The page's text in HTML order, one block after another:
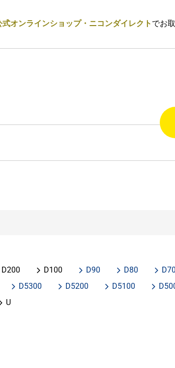
式オンラインショップ・ニコンダイレクト でお
D200 D100 D90 D80
D5300 D5200 D5100
U